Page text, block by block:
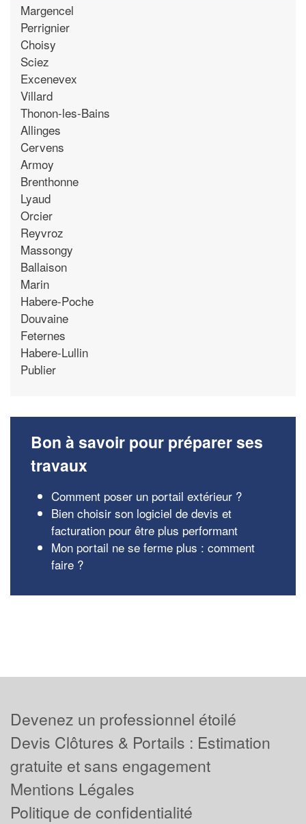
Margencel
Perrignier
Choisy
Sciez
Excenevex
Villard
Thonon-les-Bains
Allinges
Cervens
Armoy
Brenthonne
Lyaud
Orcier
Reyvroz
Massongy
Ballaison
Marin
Habere-Poche
Douvaine
Feternes
Habere-Lullin
Publier
Bon à savoir pour préparer ses
travaux
Comment poser un portail extérieur ?
Bien choisir son logiciel de devis et
facturation pour être plus performant
Mon portail ne se ferme plus : comment
faire ?
Devenez un professionnel étoilé
Devis Clôtures & Portails : Estimation
gratuite et sans engagement
Mentions Légales
Politique de confidentialité